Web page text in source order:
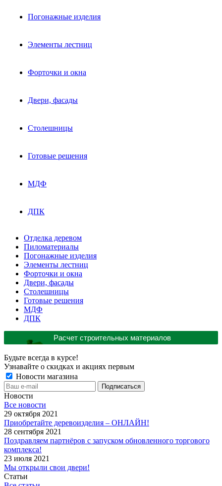
Погонажные изделия
Элементы лестниц
Форточки и окна
Двери, фасады
Столешницы
Готовые решения
МДФ
ДПК
Отделка деревом
Пиломатериалы
Погонажные изделия
Элементы лестниц
Форточки и окна
Двери, фасады
Столешницы
Готовые решения
МДФ
ДПК
Расчет строительных материалов
Будьте всегда в курсе!
Узнавайте о скидках и акциях первым
Новости магазина
Новости
Все новости
29 октября 2021
Приобретайте деревоизделия – ОНЛАЙН!
28 сентября 2021
Поздравляем партнёров с запуском обновленного торгового
комплекса!
23 июля 2021
Мы открыли свои двери!
Статьи